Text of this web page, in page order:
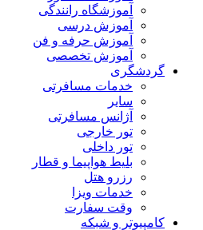
آموزشگاه رانندگی
آموزش درسی
آموزش حرفه و فن
آموزش تخصصی
گردشگری
خدمات مسافرتی
سایر
آژانس مسافرتی
تور خارجی
تور داخلی
بلیط هواپیما و قطار
رزرو هتل
خدمات ویزا
وقت سفارت
کامپیوتر و شبکه